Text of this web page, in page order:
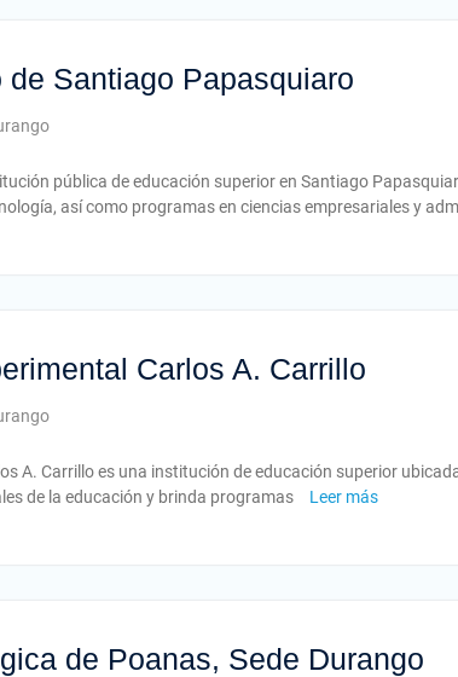
de Santiago Papasquiaro
pública de educación superior en Santiago
así como programas en ciencias empresariales y
Carlos A. Carrillo
A. Carrillo es una institución de educación superior
de la educación y brinda programas
Leer más
de Poanas, Sede Durango